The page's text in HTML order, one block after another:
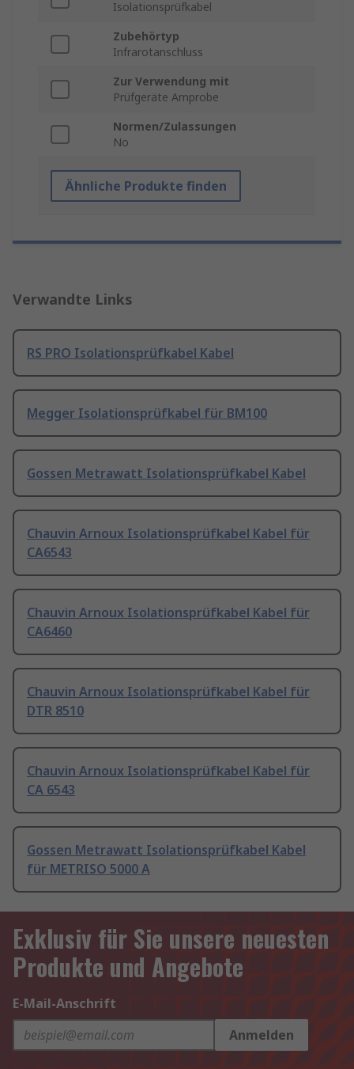
Isolationsprüfkabel
Zubehörtyp
Infrarotanschluss
Zur Verwendung mit
Prüfgeräte Amprobe
Normen/Zulassungen
No
Ähnliche Produkte finden
Verwandte Links
RS PRO Isolationsprüfkabel Kabel
Megger Isolationsprüfkabel für BM100
Gossen Metrawatt Isolationsprüfkabel Kabel
Chauvin Arnoux Isolationsprüfkabel Kabel für
CA6543
Chauvin Arnoux Isolationsprüfkabel Kabel für
CA6460
Chauvin Arnoux Isolationsprüfkabel Kabel für
DTR 8510
Chauvin Arnoux Isolationsprüfkabel Kabel für
CA 6543
Gossen Metrawatt Isolationsprüfkabel Kabel
für METRISO 5000 A
Exklusiv für Sie unsere neuesten
Produkte und Angebote
E-Mail-Anschrift
Anmelden